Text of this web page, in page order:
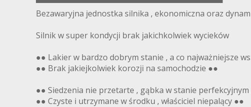
▀▀▀▀▀▀▀▀▀▀▀▀▀▀▀▀▀▀▀▀▀▀▀▀▀▀▀▀▀▀▀▀▀▀
Bezawaryjna jednostka silnika , ekonomiczna oraz
Silnik w super kondycji brak jakichkolwiek wycieków
●● Lakier w bardzo dobrym stanie , a co najważniejsze
●● Brak jakiejkolwiek korozji na samochodzie ●●
●● Siedzenia nie przetarte , gąbka w stanie
●● Czyste i utrzymane w środku , właściciel niepalący ●●